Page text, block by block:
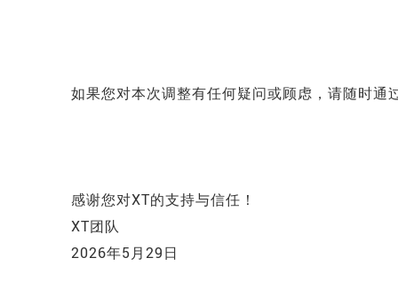
如果您对本次调整有任何疑问或顾虑，请随时
感谢您对XT的支持与信任！
XT团队
2026年5月29日